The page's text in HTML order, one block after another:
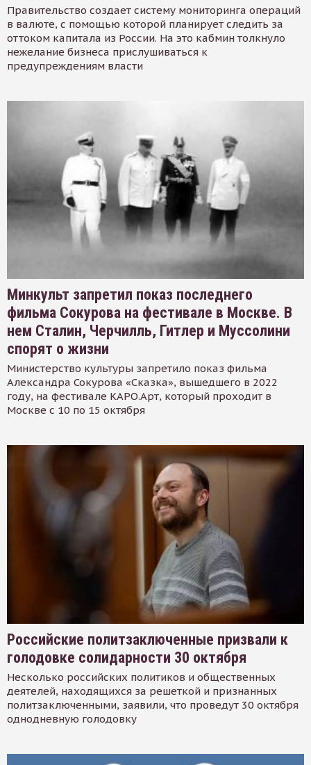
Правительство создает систему мониторинга операций
в валюте, с помощью которой планирует следить за
оттоком капитала из России. На это кабмин толкнуло
нежелание бизнеса прислушиваться к
предупреждениям власти
Минкульт запретил показ последнего
фильма Сокурова на фестивале в Москве. В
нем Сталин, Черчилль, Гитлер и Муссолини
спорят о жизни
Министерство культуры запретило показ фильма
Александра Сокурова «Сказка», вышедшего в 2022
году, на фестивале КАРО.Арт, который проходит в
Москве с 10 по 15 октября
Российские политзаключенные призвали к
голодовке солидарности 30 октября
Несколько российских политиков и общественных
деятелей, находящихся за решеткой и признанных
политзаключенными, заявили, что проведут 30 октября
однодневную голодовку